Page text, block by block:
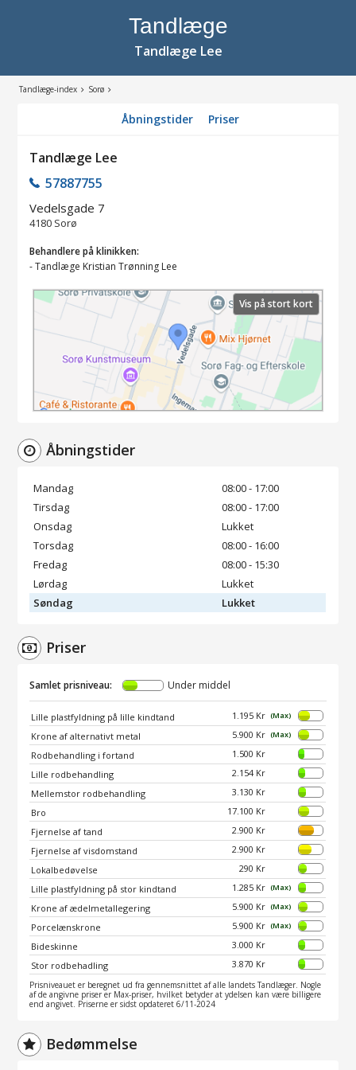
Tandlæge
Tandlæge Lee
Tandlæge-index Sorø
Åbningstider Priser
Tandlæge Lee
57887755
Vedelsgade 7
4180 Sorø
Behandlere på klinikken:
-Tandlæge Kristian Trønning Lee
Vis på stort kort
Åbningstider
Mandag
08:00 - 17:00
Tirsdag
08:00 - 17:00
Onsdag
Lukket
Torsdag
08:00 - 16:00
Fredag
08:00 - 15:30
Lørdag
Lukket
Søndag
Lukket
Priser
Samlet prisniveau: Under middel
Lille plastfyldning på lille kindtand 1.195 Kr (Max)
Krone af alternativt metal 5.900 Kr (Max)
Rodbehandling i fortand
1.500 Kr
Lille rodbehandling
2.154 Kr
Mellemstor rodbehandling
3.130 Kr
Bro
17.100 Kr
Fjernelse af tand
2.900 Kr
Fjernelse af visdomstand
2.900 Kr
Lokalbedøvelse
290 Kr
Lille plastfyldning på stor kindtand
1.285 Kr (Max)
Krone af ædelmetallegering 5.900 Kr (Max)
Porcelænskrone 5.900 Kr (Max)
Bideskinne
3.000 Kr
Stor rodbehadling
3.870 Kr
Prisniveauet er beregnet ud fra gennemsnittet af alle landets Tandlæger. Nogle
af de angivne priser er Max-priser, hvilket betyder at ydelsen kan være billigere
end angivet. Priserne er sidst opdateret 6/11-2024
Bedømmelse